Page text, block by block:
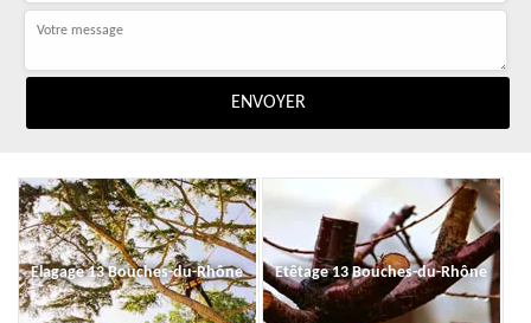
Elagage 13 Bouches-du-Rhône Etêtage 13 Bouches-du-Rhône